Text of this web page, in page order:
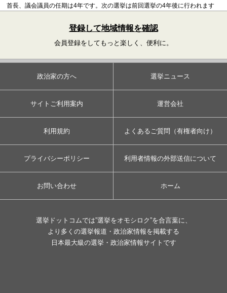
首長、議会議員の任期は4年です。 次の選挙は前回選挙の4年後に行われます
登録して地域情報を確認
会員登録をしてもっと楽しく、便利に。
政治家の方へ 選挙ニュース
サイトご利用案内 運営会社
利用規約 よくあるご質問（有権者向け）
プライバシーポリシー 利用者情報の外部送信について
お問い合わせ ホーム
選挙ドットコムでは”選挙をオモシロク”を合言葉に、
より多くの選挙報道・政治家情報を掲載する
日本最大級の選挙・政治家情報サイトです